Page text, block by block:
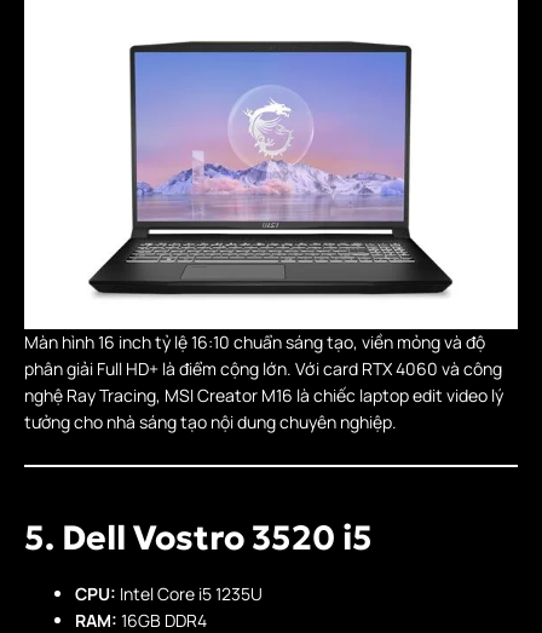
Màn hình 16 inch tỷ lệ 16:10 chuẩn sáng tạo, viền mỏng và độ
phân giải Full HD+ là điểm cộng lớn. Với card RTX 4060 và công
nghệ Ray Tracing, MSI Creator M16 là chiếc laptop edit video lý
tưởng cho nhà sáng tạo nội dung chuyên nghiệp.
5. Dell Vostro 3520 i5
CPU: Intel Core i5 1235U
RAM: 16GB DDR4